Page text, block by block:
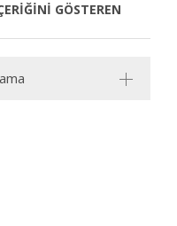
GÖSTEREN